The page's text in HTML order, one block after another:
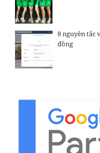
8 nguyên tắc
đồng